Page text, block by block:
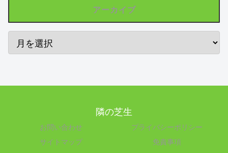
アーカイブ
隣の芝生
お問い合わせ
プライバシーポリシー
サイトマップ
免責事項